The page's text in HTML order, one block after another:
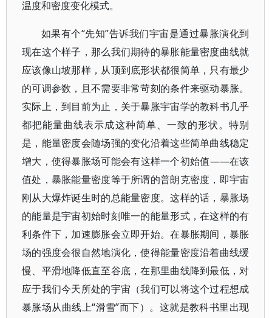
温度和密度变化模式。
如果有个“先知”告诉我们宇宙是通过暴胀演化到
现在这个样子，那么我们期待的暴胀能量密度曲线就
应该像山坡那样，从顶到底形状都很简单，只有最少
的可调参数，且不需要非常苛刻的条件来驱动暴胀。
实际上，到目前为止，关于暴胀宇宙学的教科书几乎
都把能量曲线表示成这种简单、一致的形状。特别
是，能量密度会随场强的变化沿着这些简单曲线稳定
增大，使得暴胀场可能会有这样一个初始值——在该
值处，暴胀能量密度等于所谓的普朗克密度，即宇宙
刚从大爆炸诞生时的总能量密度。这样的话，暴胀场
的能量是宇宙初始时刻唯一的能量形式，在这样的有
利条件下，加速膨胀会立即开始。在暴胀期间，暴胀
场的强度会很自然地演化，使得能量密度沿着曲线缓
慢、平滑地降低直至谷底，在那里曲线降到最低，对
应于我们今天所处的宇宙（我们可以将这个过程想成
暴胀场从曲线上“滑雪”而下）。这就是教科书里出现